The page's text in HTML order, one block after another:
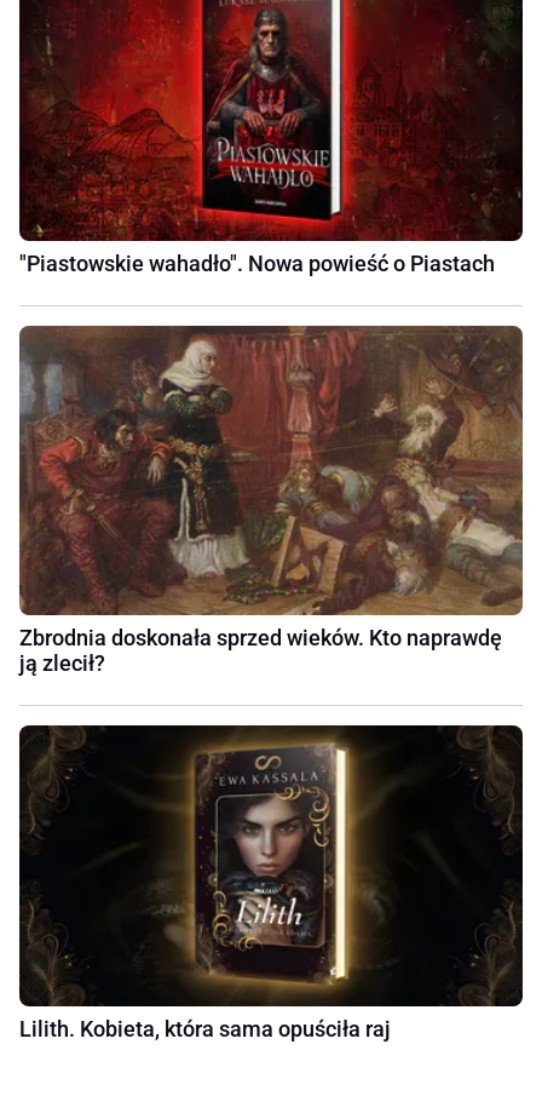
"Piastowskie wahadło". Nowa powieść o Piastach
Zbrodnia doskonała sprzed wieków. Kto naprawdę
ją zlecił?
Lilith. Kobieta, która sama opuściła raj